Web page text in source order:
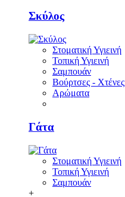
Σκύλος
Στοματική Υγιεινή
Τοπική Υγιεινή
Σαμπουάν
Βούρτσες - Χτένες
Αρώματα
Γάτα
Στοματική Υγιεινή
Τοπική Υγιεινή
Σαμπουάν
+